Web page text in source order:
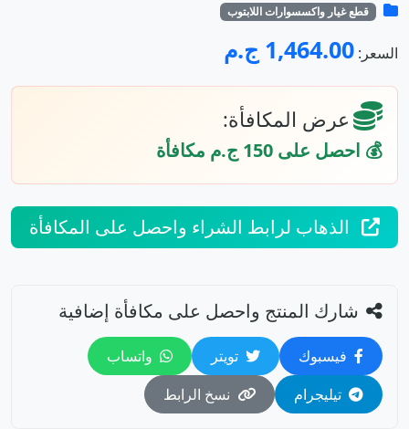
قطع غيار واكسسوارات اللابتوب
السعر: 1,464.00 ج.م
عرض المكافأة:
💰 احصل على 150 ج.م مكافأة
الذهاب لرابط الشراء واحصل على المكافأة
شارك المنتج واحصل على مكافأة إضافية
فيسبوك تويتر
واتساب
تيليجرام
نسخ الرابط